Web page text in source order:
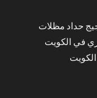
حداد مظلات
في الكويت